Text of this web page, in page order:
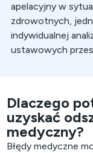
apelacyjny w
zdrowotnych,
indywidualnej
ustawowych
Dlaczego
uzyskać
medyczny?
Błędy medyczne